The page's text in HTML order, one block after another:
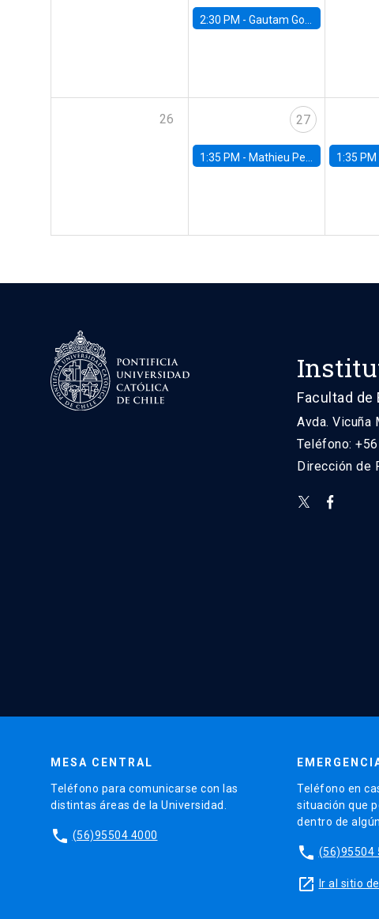
2:30 PM - Gautam Gowrisankaran, Columbia University
26 27
1:35 PM - Mathieu Pedemonte, IDB 1:35 PM
Facultad de
Avda. Vicuña
Teléfono:
Dirección de
MESA CENTRAL
Teléfono para comunicarse con las
distintas áreas de la Universidad.
phone (56)95504 4000
Teléfono en
situación que
dentro de
phone (56)95504
launch Ir al sitio